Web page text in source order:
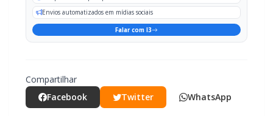
Compartilhar
Facebook
Twitter WhatsApp
Relacionadas
POLICIAL / TRÂNSITO